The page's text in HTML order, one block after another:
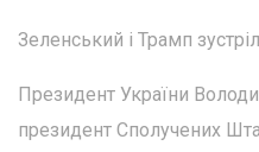
Зеленський і Трамп
Президент України
президент Сполучених